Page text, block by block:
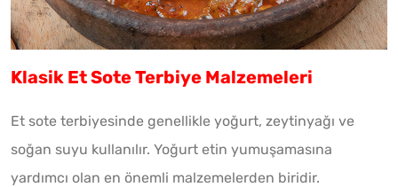
Klasik Et Sote Terbiye Malzemeleri
Et sote terbiyesinde genellikle yoğurt, zeytinyağı ve
soğan suyu kullanılır. Yoğurt etin yumuşamasına
yardımcı olan en önemli malzemelerden biridir.